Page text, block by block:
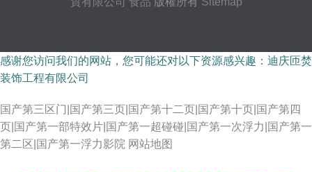
感谢您访问我们的网站，您可能还对以下资源感兴趣：迪庆匝焚
装饰工程有限公司
国产第三区门|国产第三页|国产第十二页|国产第十页|国产第四
页|国产第一部特效片|国产第一超碰碰|国产第一次浮力|国产第一
第二区|国产第一浮力影院 网站地图